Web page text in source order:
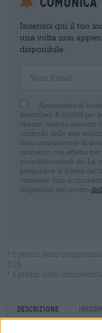
Inserisci qui il tuo
una volta non
disponibile.
Acconsento al
Bierothek ® GmbH per
cliente. Questo account
controllo delle mie
Sono consapevole di
momento con effetto
shop@bierothek.de. La
pregiudica la liceità del
consenso fino al
disponibili nel nostro
* I prezzi sono
0,25
* I prezzi sono
Descrizione